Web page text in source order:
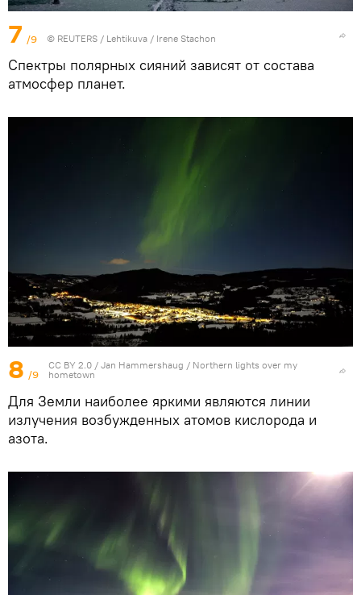
7 /9 © REUTERS / Lehtikuva / Irene Stachon
Спектры полярных сияний зависят от состава
атмосфер планет.
8 /9
CC BY 2.0 / Jan Hammershaug / Northern lights over my
hometown
Для Земли наиболее яркими являются линии
излучения возбужденных атомов кислорода и
азота.